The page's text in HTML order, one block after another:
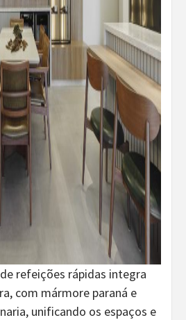
refeições rápidas integra
com mármore paraná e
unificando os espaços e